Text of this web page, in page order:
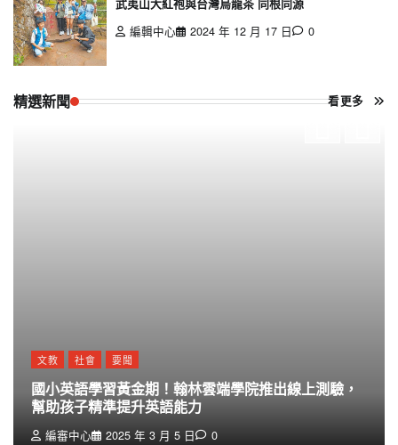
武夷山大紅袍與台灣烏龍茶 同根同源
編輯中心
2024 年 12 月 17 日 0
精選新聞 看更多
文教 社會 要聞
國小英語學習黃金期！翰林雲端學院推出線上測驗，
幫助孩子精準提升英語能力
編審中心 2025 年 3 月 5 日 0